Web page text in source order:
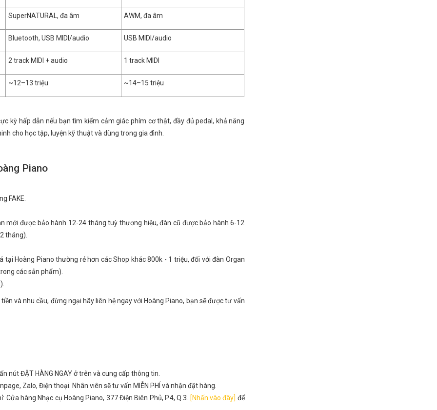
SuperNATURAL, đa âm AWM, đa âm
Bluetooth, USB MIDI/audio USB MIDI/audio
2 track MIDI + audio 1 track MIDI
~12–13 triệu ~14–15 triệu
kỳ hấp dẫn nếu bạn tìm kiếm cảm giác phím cơ thật, đầy đủ pedal, khả năng
cho học tập, luyện kỹ thuật và dùng trong gia đình.
Piano
FAKE.
mới được bảo hành 12-24 tháng tuỳ thương hiệu, đàn cũ được bảo hành 6-12
tháng).
tại Hoàng Piano thường rẻ hơn các Shop khác 800k - 1 triệu, đối với đàn Organ
các sản phẩm).
và nhu cầu, đừng ngại hãy liên hệ ngay với Hoàng Piano, bạn sẽ được tư vấn
nút ĐẶT HÀNG NGAY ở trên và cung cấp thông tin.
Zalo, Điện thoại. Nhân viên sẽ tư vấn MIỄN PHÍ và nhận đặt hàng.
hàng Nhạc cụ Hoàng Piano, 377 Điện Biên Phủ, P.4, Q.3.
[Nhấn vào đây] để